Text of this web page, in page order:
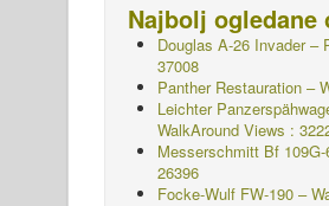
Najbolj ogledane
Douglas A-26 Invader –
37008
Panther Restauration –
Leichter
WalkAround Views :
Messerschmitt Bf
26396
Focke-Wulf FW-190 –